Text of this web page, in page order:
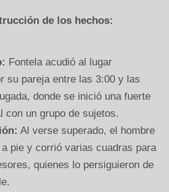
de los hechos:
Fontela acudió al lugar
su pareja entre las 3:00 y las
donde se inició una fuerte
con un grupo de sujetos.
Al verse superado, el hombre
pie y corrió varias cuadras para
quienes lo persiguieron de